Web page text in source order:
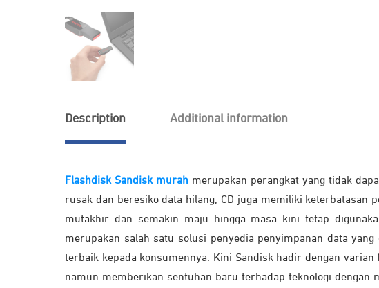
Description Additional information
Flashdisk Sandisk murah merupakan perangkat yang tidak
rusak dan beresiko data hilang, CD juga memiliki
mutakhir dan semakin maju hingga masa kini tetap
merupakan salah satu solusi penyedia penyimpanan data
terbaik kepada konsumennya. Kini Sandisk hadir dengan
namun memberikan sentuhan baru terhadap teknologi dengan